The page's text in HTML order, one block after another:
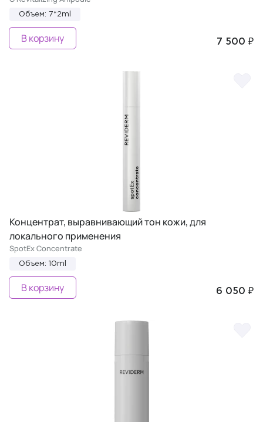
Объем: 7*2ml
7 500 ₽
В корзину
Концентрат, выравнивающий тон кожи, для
локального применения
SpotEx Concentrate
Объем: 10ml
6 050 ₽
В корзину